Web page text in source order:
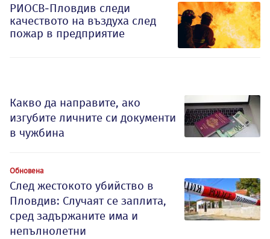
РИОСВ-Пловдив следи
качеството на въздуха след
пожар в предприятие
Какво да направите, ако
изгубите личните си документи
в чужбина
Обновена
След жестокото убийство в
Пловдив: Случаят се заплита,
сред задържаните има и
непълнолетни